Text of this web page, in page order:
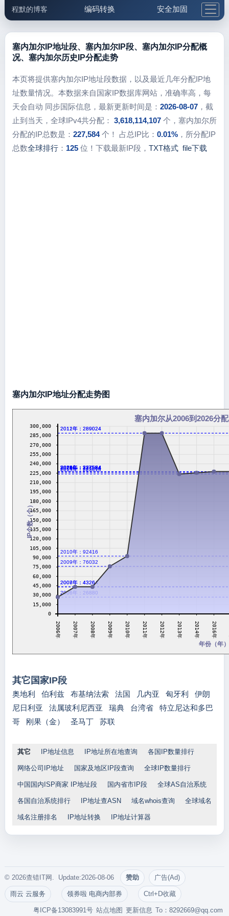
程默的博客 编码转换 安全加固
邮件工具 生活便民 更多工具
5.1支付宝大红包
塞内加尔IP地址段、塞内加尔IP段、塞内加尔IP分配概
况、塞内加尔历史IP分配走势
本页将提供塞内加尔IP地址段数据，以及最近几年分配IP地
址数量情况。本数据来自国家IP数据库网站，准确率高，每
天会自动 同步国际信息，最新更新时间是： 2026-08-07，截
止到当天，全球IPv4共分配： 3,618,114,107个，塞内加尔所
分配的IP总数是： 227,584个！ 占总IP比： 0.01%，所分配IP
总数全球排行： 125位！下载最新IP段， TXT格式 file下载
塞内加尔IP地址分配走势图
塞内加尔从2006到2026分
2006年：26880
2007年：43264
2008年：43264
2009年：76032
2010年：92416
2011年：289024
2012年：289024
2013年：223616
2014年：225664
2016年：227584
2017年：227584
2018年：227584
2019年：227584
2020年：227584
2021年：227584
2022年：227584
2023年：227584
2024年：227584
2026年：227584
0
15,000
30,000
45,000
60,000
75,000
90,000
105,000
120,000
135,000
150,000
165,000
180,000
195,000
210,000
225,000
240,000
255,000
270,000
285,000
300,000
2006年 2007年 2008年 2009年 2010年 2011年 2012年 2013年 2014年 2016年
年份（年）
IP个数（个）
其它国家IP段
奥地利 伯利兹 布基纳法索 法国 几内亚 匈牙利
伊朗
尼日利亚
法属玻利尼西亚 瑞典 台湾省
特立尼达和多巴
哥
刚果（金） 圣马丁 苏联
其它 IP地址信息 IP地址所在地查询 各国IP数量排行
网络公司IP地址 国家及地区IP段查询 全球IP数量排行
中国国内ISP商家 IP地址段 国内省市IP段 全球AS自治系统
各国自治系统排行 IP地址查ASN 域名whois查询 全球域名
域名注册排名 IP地址转换 IP地址计算器
© 2026查错IT网. Update:2026-08-06 赞助 广告(Ad)
雨云 云服务 领券啦 电商内部券 Ctrl+D收藏
To：8292669@qq.com
更新信息
站点地图
粤ICP备13083991号